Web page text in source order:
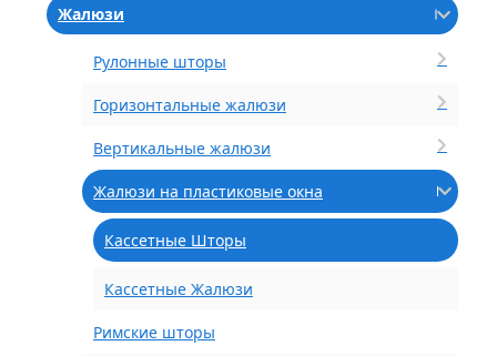
Жалюзи
Рулонные шторы
Горизонтальные жалюзи
Вертикальные жалюзи
Жалюзи на пластиковые окна
Кассетные Шторы
Кассетные Жалюзи
Римские шторы